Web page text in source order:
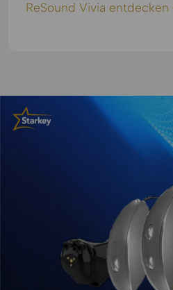
ReSound Vivia entdecken